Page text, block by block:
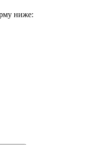
ниже: